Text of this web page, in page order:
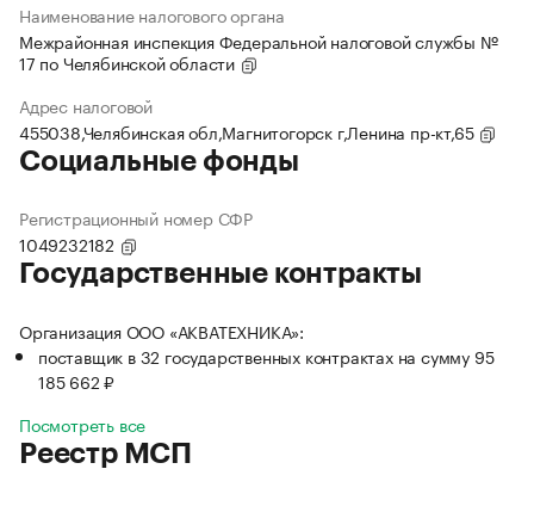
Наименование налогового органа
Межрайонная инспекция Федеральной налоговой службы №
17 по Челябинской области
Адрес налоговой
455038,Челябинская обл,Магнитогорск г,Ленина пр-кт,65
Социальные фонды
Регистрационный номер СФР
1049232182
Государственные контракты
Организация ООО «АКВАТЕХНИКА»:
поставщик в 32 государственных контрактах на сумму 95
185 662 ₽
Посмотреть все
Реестр МСП